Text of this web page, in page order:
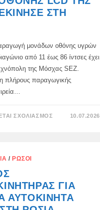
ΣΤΗ
μονάδων οθόνης υγρών
από 11 έως 86 ίντσες έχει
της Μόσχας SEZ.
πλήρους παραγωγικής
ΣΧΟΛΙΑΣΜΌΣ
ΜΌΣΧΑ
10.07.2026
/ ΡΏΣΟΙ
ΓΙΑ
ΑΥΤΟΚΊΝΗΤΑ